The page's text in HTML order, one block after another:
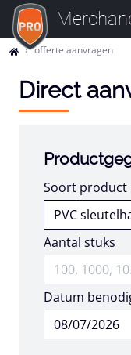
offerte aanvragen
Direct
Soort product
Aantal stuks
Datum